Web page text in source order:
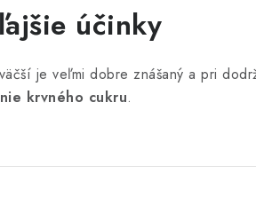
účinky
je veľmi dobre znášaný a pri
krvného cukru.